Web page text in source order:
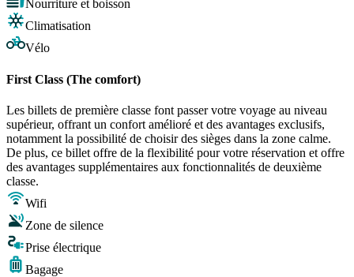
Nourriture et boisson
Climatisation
Vélo
First Class (The comfort)
Les billets de première classe font passer votre voyage au niveau
supérieur, offrant un confort amélioré et des avantages exclusifs,
notamment la possibilité de choisir des sièges dans la zone calme.
De plus, ce billet offre de la flexibilité pour votre réservation et offre
des avantages supplémentaires aux fonctionnalités de deuxième
classe.
Wifi
Zone de silence
Prise électrique
Bagage